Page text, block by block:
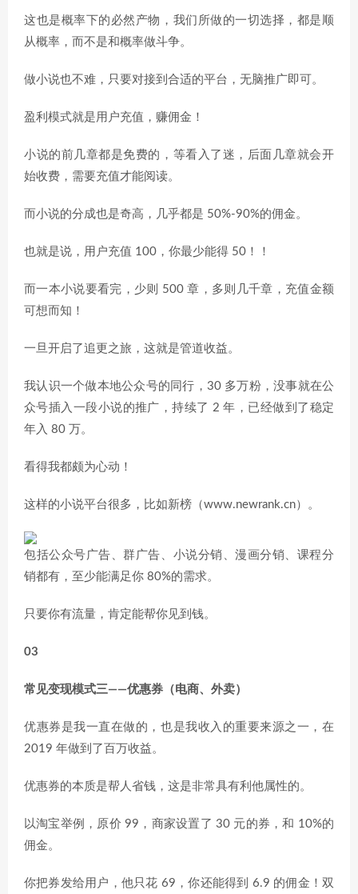
这也是概率下的必然产物，我们所做的一切选择，都是顺
从概率，而不是和概率做斗争。
做小说也不难，只要对接到合适的平台，无脑推广即可。
盈利模式就是用户充值，赚佣金！
小说的前几章都是免费的，等看入了迷，后面几章就会开
始收费，需要充值才能阅读。
而小说的分成也是奇高，几乎都是 50%-90%的佣金。
也就是说，用户充值 100，你最少能得 50！！
而一本小说要看完，少则 500 章，多则几千章，充值金额
可想而知！
一旦开启了追更之旅，这就是管道收益。
我认识一个做本地公众号的同行，30 多万粉，没事就在公
众号插入一段小说的推广，持续了 2 年，已经做到了稳定
年入 80 万。
看得我都颇为心动！
这样的小说平台很多，比如新榜（www.newrank.cn）。
包括公众号广告、群广告、小说分销、漫画分销、课程分
销都有，至少能满足你 80%的需求。
只要你有流量，肯定能帮你见到钱。
03
常见变现模式三——优惠券（电商、外卖）
优惠券是我一直在做的，也是我收入的重要来源之一，在
2019 年做到了百万收益。
优惠券的本质是帮人省钱，这是非常具有利他属性的。
以淘宝举例，原价 99，商家设置了 30 元的券，和 10%的
佣金。
你把券发给用户，他只花 69，你还能得到 6.9 的佣金！双